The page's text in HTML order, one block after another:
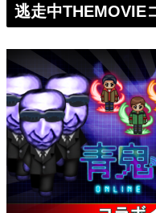
逃走中THEMOVIE